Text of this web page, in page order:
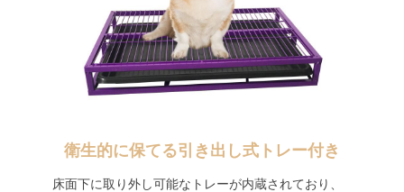
衛生的に保てる引き出し式トレー付き
床面下に取り外し可能なトレーが内蔵されており、